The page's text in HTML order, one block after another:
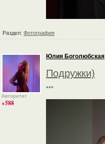
Раздел: Фотография
Авторитет
+588
Юлия Боголюбская
Подружки)
***